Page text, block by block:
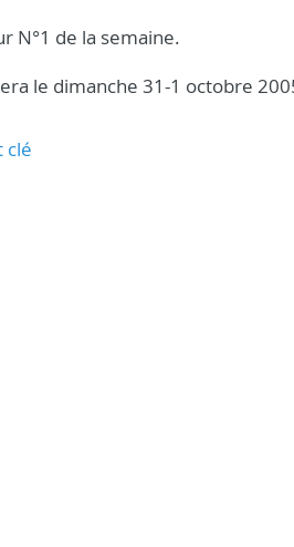
N°1 de la semaine.
le dimanche 31-1 octobre
clé